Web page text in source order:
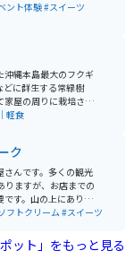
ーシールアイスクリ
中にビーチで遊び、
で沖縄旅行が満喫出
ント体験#スイーツ
沖縄本島最大のフクギ
どに群生する常緑樹
家屋の周りに栽培され
レンタ
軽食
ク
んです。多くの観光
りますが、お店までの
す。山の上にあり店
いくオシャレで休憩
フトクリーム#スイーツ
ット」をもっと見る